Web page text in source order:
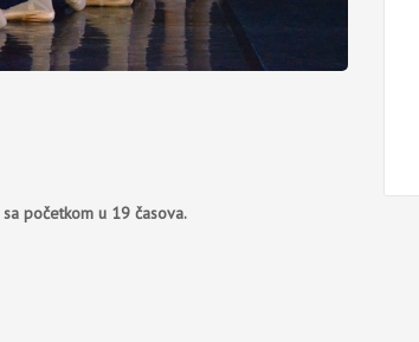
sa početkom u 19 časova.